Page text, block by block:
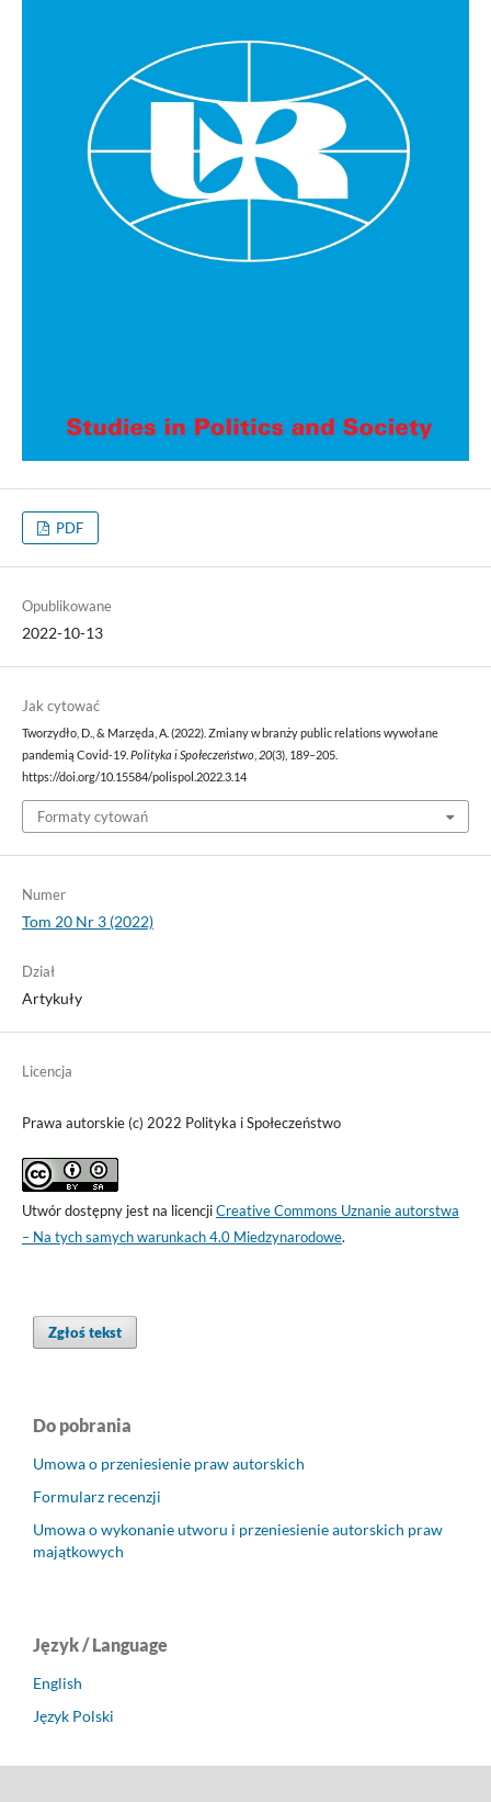
PDF
Opublikowane
2022-10-13
Jak cytować
Tworzydło, D., & Marzęda, A. (2022). Zmiany w branży public relations wywołane
pandemią Covid-19. Polityka i Społeczeństwo, 20(3), 189–205.
https://doi.org/10.15584/polispol.2022.3.14
Formaty cytowań
Numer
Tom 20 Nr 3 (2022)
Dział
Artykuły
Licencja
Prawa autorskie (c) 2022 Polityka i Społeczeństwo
Utwór dostępny jest na licencjiCreative Commons Uznanie autorstwa
– Na tych samych warunkach 4.0 Miedzynarodowe.
Zgłoś tekst
Do pobrania
Umowa o przeniesienie praw autorskich
Formularz recenzji
Umowa o wykonanie utworu i przeniesienie autorskich praw
majątkowych
Język / Language
English
Język Polski